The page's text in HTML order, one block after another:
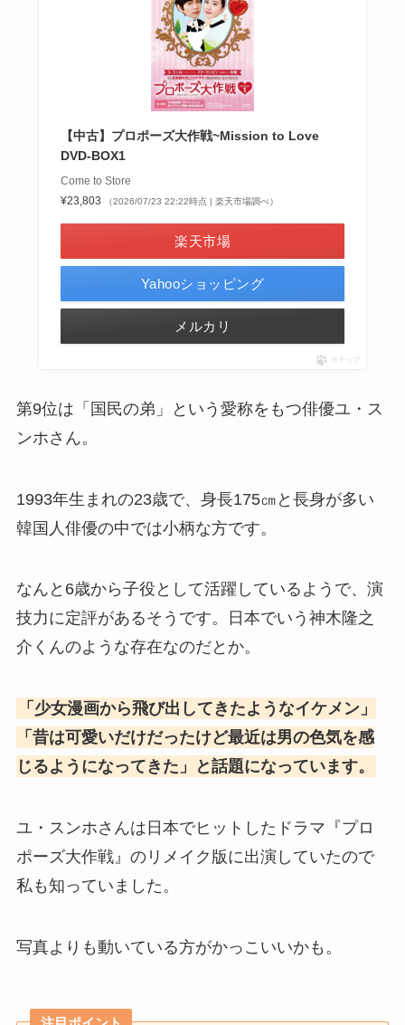
【中古】プロポーズ大作戦~Mission to Love
DVD-BOX1
Come to Store
¥23,803
（2026/07/23 22:22時点 | 楽天市場調べ）
楽天市場
Yahooショッピング
メルカリ
ポチップ
第9位は「国民の弟」という愛称をもつ俳優ユ・ス
ンホさん。
1993年生まれの23歳で、身長175㎝と長身が多い
韓国人俳優の中では小柄な方です。
なんと6歳から子役として活躍しているようで、演
技力に定評があるそうです。日本でいう神木隆之
介くんのような存在なのだとか。
「少女漫画から飛び出してきたようなイケメン」
「昔は可愛いだけだったけど最近は男の色気を感
じるようになってきた」と話題になっています。
ユ・スンホさんは日本でヒットしたドラマ『プロ
ポーズ大作戦』のリメイク版に出演していたので
私も知っていました。
写真よりも動いている方がかっこいいかも。